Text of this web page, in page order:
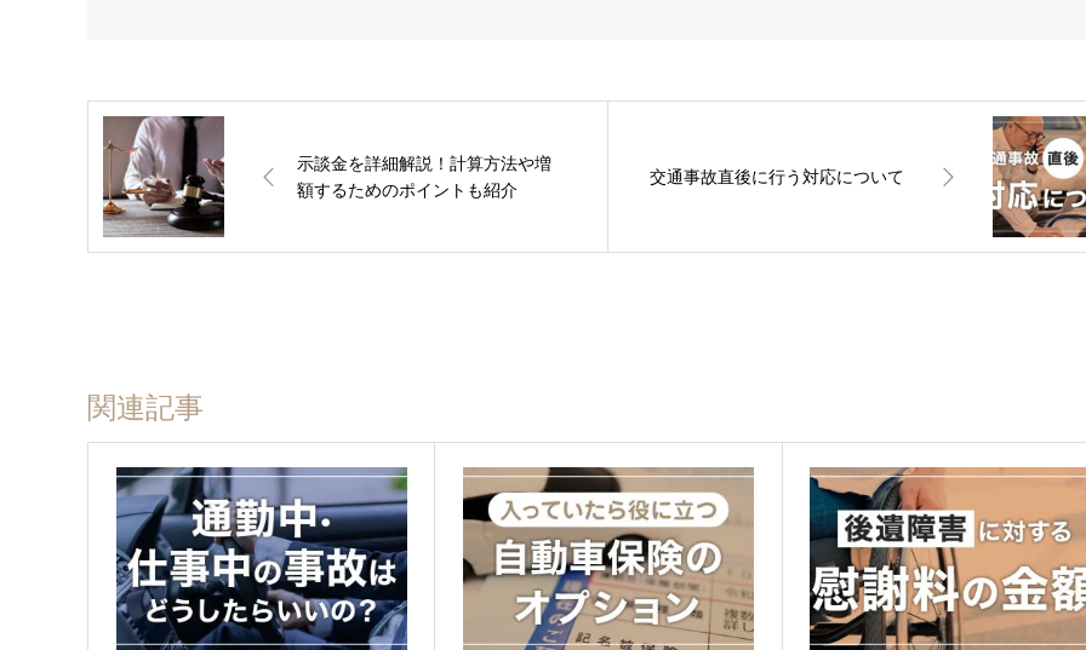
示談金を詳細解説！計算方法や増
額するためのポイントも紹介
交通事故直後に行う対応について
関連記事